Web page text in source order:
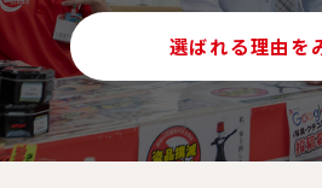
選ばれる理由を